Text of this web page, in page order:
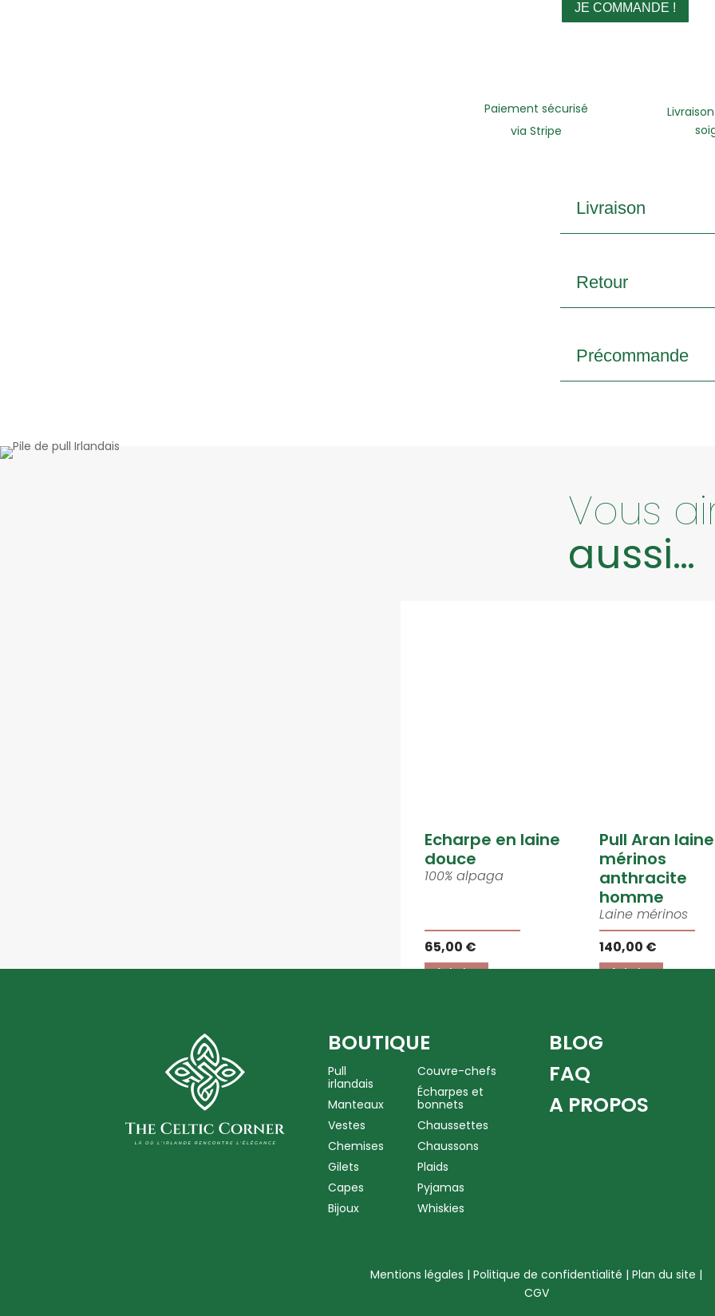
tweed
JE COMMANDE !
Paiement sécurisé
via Stripe
Livraison
Retour
Précommande
Vous
aussi…
Echarpe en laine
douce
100% alpaga
65,00 €
Acheter
Pull Aran laine
mérinos
anthracite
homme
Laine mérinos
140,00 €
Acheter
BOUTIQUE
Pull
irlandais
Manteaux
Vestes
Chemises
Gilets
Capes
Bijoux
Couvre-chefs
Écharpes et
bonnets
Chaussettes
Chaussons
Plaids
Pyjamas
Whiskies
BLOG
FAQ
A PROPOS
Mentions légales | Politique de confidentialité | Plan du site |
CGV